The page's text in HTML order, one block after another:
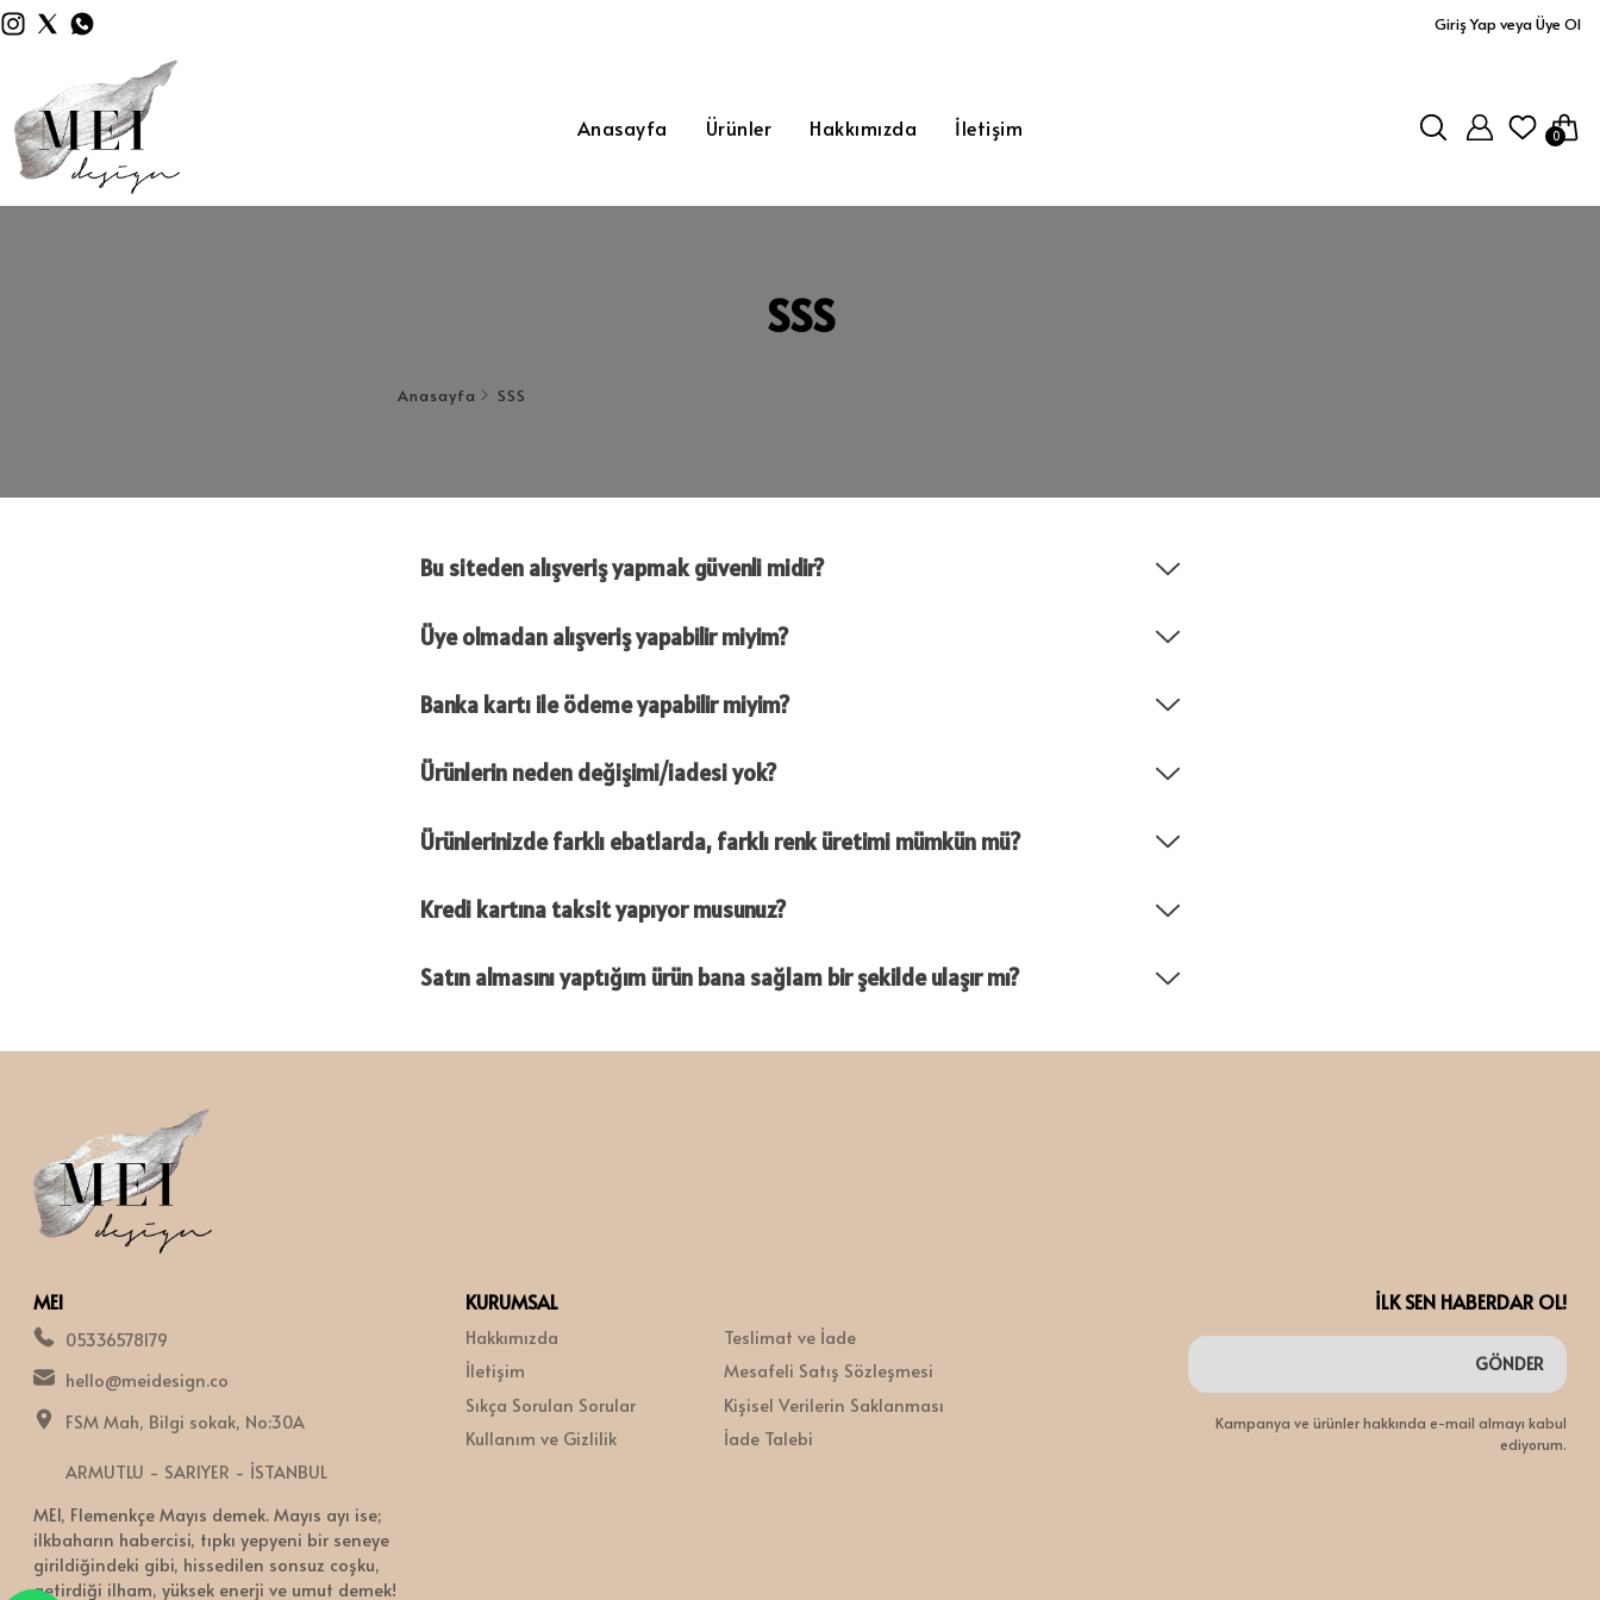
Giriş Yap veya Üye Ol
Anasayfa Ürünler Hakkımızda İletişim 0
SSS
Anasayfa SSS
Bu siteden alışveriş yapmak güvenli midir?
Üye olmadan alışveriş yapabilir miyim?
Banka kartı ile ödeme yapabilir miyim?
Ürünlerin neden değişimi/iadesi yok?
Ürünlerinizde farklı ebatlarda, farklı renk üretimi mümkün mü?
Kredi kartına taksit yapıyor musunuz?
Satın almasını yaptığım ürün bana sağlam bir şekilde ulaşır mı?
MEI
05336578179
hello@meidesign.co
FSM Mah, Bilgi sokak, No:30A
ARMUTLU - SARIYER - İSTANBUL
MEI, Flemenkçe Mayıs demek. Mayıs ayı ise;
ilkbaharın habercisi, tıpkı yepyeni bir seneye
girildiğindeki gibi, hissedilen sonsuz coşku,
getirdiği ilham, yüksek enerji ve umut demek!
KURUMSAL
Hakkımızda
İletişim
Sıkça Sorulan Sorular
Kullanım ve Gizlilik
Teslimat ve İade
Mesafeli Satış Sözleşmesi
Kişisel Verilerin Saklanması
İade Talebi
İLK SEN HABERDAR OL!
GÖNDER
Kampanya ve ürünler hakkında e-mail almayı kabul
ediyorum.